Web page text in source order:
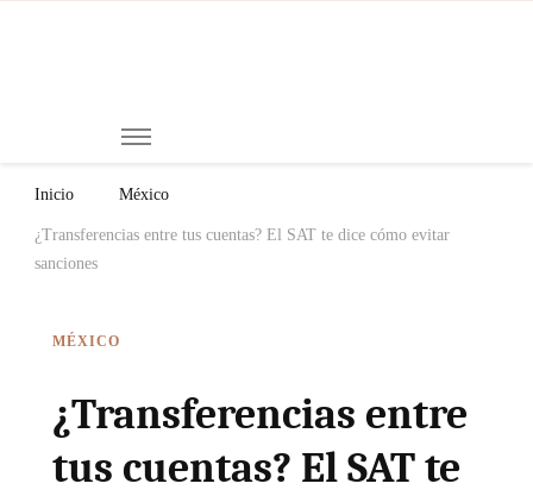
Inicio México
¿Transferencias entre tus cuentas? El SAT te dice cómo evitar
sanciones
MÉXICO
¿Transferencias entre
tus cuentas? El SAT te